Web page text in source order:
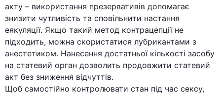
акту – використання презервативів допомагає
знизити чутливість та сповільнити настання
еякуляції. Якщо такий метод контрацепції не
підходить, можна скористатися лубрикантами з
анестетиком. Нанесення достатньої кількості засобу
на статевий орган дозволить продовжити статевий
акт без зниження відчуттів.
Щоб самостійно контролювати стан під час сексу,